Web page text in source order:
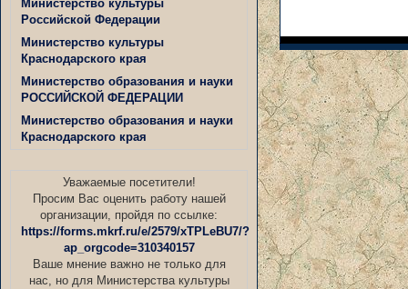
Министерство культуры
Российской Федерации
Министерство культуры
Краснодарского края
Министерство образования и науки
РОССИЙСКОЙ ФЕДЕРАЦИИ
Министерство образования и науки
Краснодарского края
Уважаемые посетители!
Просим Вас оценить работу нашей
организации, пройдя по ссылке:
https://forms.mkrf.ru/e/2579/xTPLeBU7/?
ap_orgcode=310340157
Ваше мнение важно не только для
нас, но для Министерства культуры